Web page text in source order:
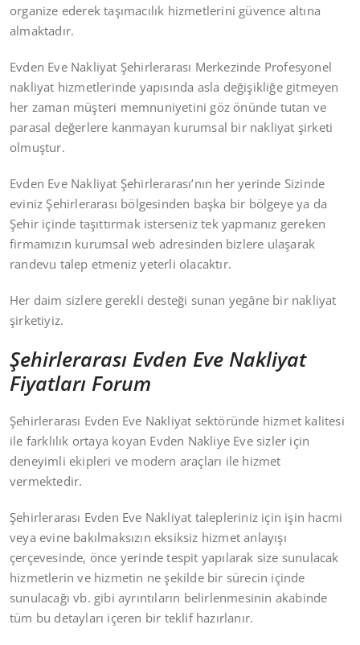
organize ederek taşımacılık hizmetlerini güvence altına
almaktadır.
Evden Eve Nakliyat Şehirlerarası Merkezinde Profesyonel
nakliyat hizmetlerinde yapısında asla değişikliğe gitmeyen
her zaman müşteri memnuniyetini göz önünde tutan ve
parasal değerlere kanmayan kurumsal bir nakliyat şirketi
olmuştur.
Evden Eve Nakliyat Şehirlerarası’nın her yerinde Sizinde
eviniz Şehirlerarası bölgesinden başka bir bölgeye ya da
Şehir içinde taşıttırmak isterseniz tek yapmanız gereken
firmamızın kurumsal web adresinden bizlere ulaşarak
randevu talep etmeniz yeterli olacaktır.
Her daim sizlere gerekli desteği sunan yegâne bir nakliyat
şirketiyiz.
Şehirlerarası Evden Eve Nakliyat
Fiyatları Forum
Şehirlerarası Evden Eve Nakliyat sektöründe hizmet kalitesi
ile farklılık ortaya koyan Evden Nakliye Eve sizler için
deneyimli ekipleri ve modern araçları ile hizmet
vermektedir.
Şehirlerarası Evden Eve Nakliyat talepleriniz için işin hacmi
veya evine bakılmaksızın eksiksiz hizmet anlayışı
çerçevesinde, önce yerinde tespit yapılarak size sunulacak
hizmetlerin ve hizmetin ne şekilde bir sürecin içinde
sunulacağı vb. gibi ayrıntıların belirlenmesinin akabinde
tüm bu detayları içeren bir teklif hazırlanır.